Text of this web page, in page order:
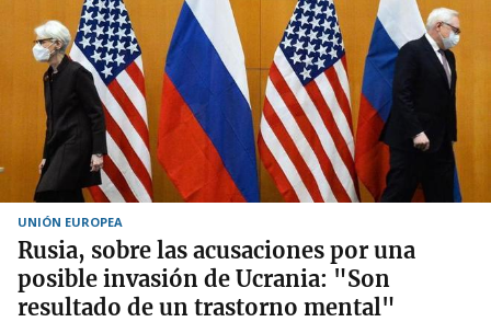
UNIÓN EUROPEA
Rusia, sobre las acusaciones por una
posible invasión de Ucrania: "Son
resultado de un trastorno mental"